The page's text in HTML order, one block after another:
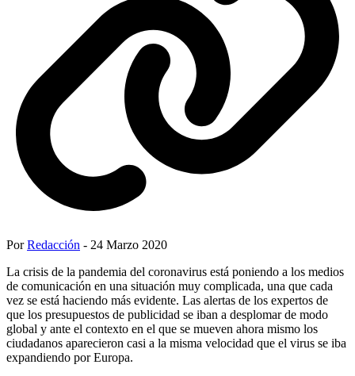
PorRedacción - 24 Marzo 2020
La crisis de la pandemia del coronavirus está poniendo a los medios
de comunicación en una situación muy complicada, una que cada
vez se está haciendo más evidente. Las alertas de los expertos de
que los presupuestos de publicidad se iban a desplomar de modo
global y ante el contexto en el que se mueven ahora mismo los
ciudadanos aparecieron casi a la misma velocidad que el virus se iba
expandiendo por Europa.